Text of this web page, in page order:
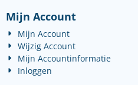
Mijn Account
Mijn Account
Wijzig Account
Mijn Accountinformatie
Inloggen